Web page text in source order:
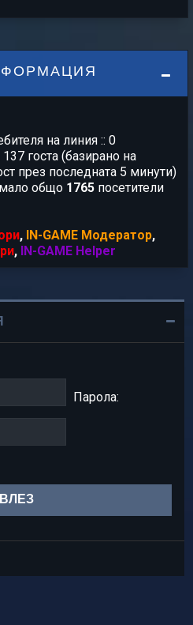
на линия :: 0
госта (базирано на
през последната 5 минути)
общо 1765 посетители
, IN-GAME Модератор,
, IN-GAME Helper
Парола: